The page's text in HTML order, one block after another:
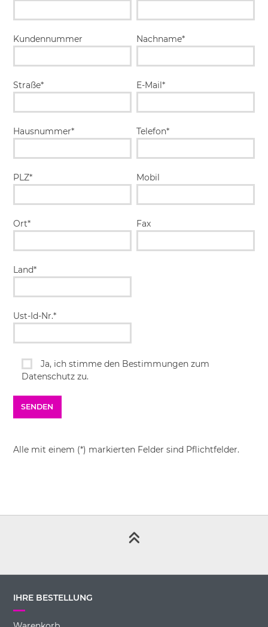
Kundennummer
Straße*
Hausnummer*
PLZ*
Ort*
Land*
Ust-Id-Nr.*
Nachname*
E-Mail*
Telefon*
Mobil
Fax
Ja, ich stimme den Bestimmungen zum
Datenschutz zu.
Alle mit einem (*) markierten Felder sind Pflichtfelder.
IHRE BESTELLUNG